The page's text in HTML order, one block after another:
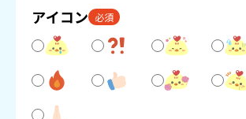
アイコン 必須